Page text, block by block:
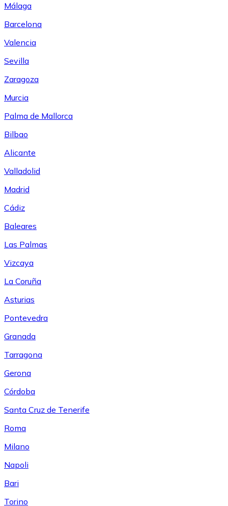
Málaga
Barcelona
Valencia
Sevilla
Zaragoza
Murcia
Palma de Mallorca
Bilbao
Alicante
Valladolid
Madrid
Cádiz
Baleares
Las Palmas
Vizcaya
La Coruña
Asturias
Pontevedra
Granada
Tarragona
Gerona
Córdoba
Santa Cruz de Tenerife
Roma
Milano
Napoli
Bari
Torino